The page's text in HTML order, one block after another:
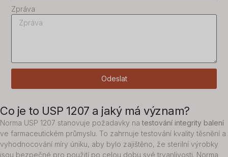
Zpráva
Odeslat
Co je to USP 1207 a jaký má význam?
Norma USP 1207 stanovuje požadavky natestování integrity balení
ve farmaceutickém průmyslu. To zahrnuje testování kvality těsnění a
vyhodnocování míry úniku, aby bylo zajištěno, že sterilní výrobky
jsou bezpečné pro použití po celou dobu své trvanlivosti. Norma